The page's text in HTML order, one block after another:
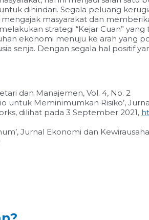
dihindari. Segala peluang
masyarakat dan
strategi “Kejar Cuan”
ekonomi menuju ke arah yang
senja. Dengan segala hal positif
dan Manajemen, Vol. 4, No. 2
Meminimumkan Risiko’,
dilihat pada 3 September 2021,
Jurnal Ekonomi dan